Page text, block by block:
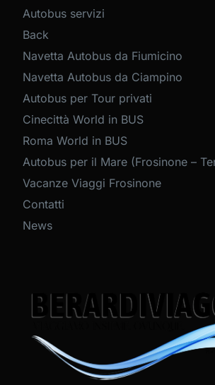
Autobus servizi
Back
Navetta Autobus da Fiumicino
Navetta Autobus da Ciampino
Autobus per Tour privati
Cinecittà World in BUS
Roma World in BUS
Autobus per il Mare (Frosinone –
Vacanze Viaggi Frosinone
Contatti
News